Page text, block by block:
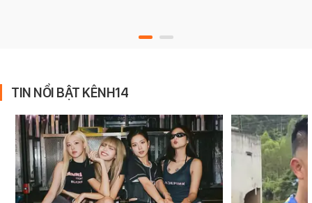
TIN NỔI BẬT KÊNH14